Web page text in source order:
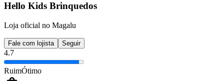
Hello Kids Brinquedos
Loja oficial no Magalu
Fale com lojista Seguir
4.7
RuimÓtimo